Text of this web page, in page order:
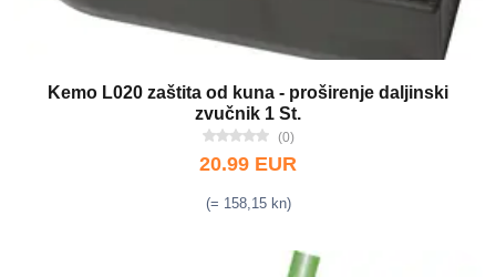
Kemo L020 zaštita od kuna - proširenje daljinski
zvučnik 1 St.
(0)
20.99 EUR
(= 158,15 kn)